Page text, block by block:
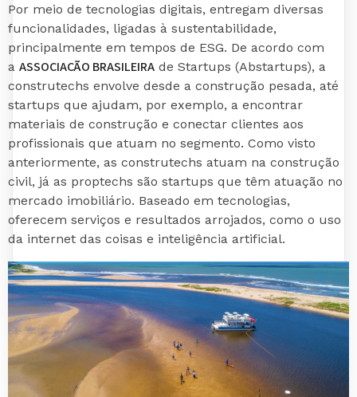
Por meio de tecnologias digitais, entregam diversas
funcionalidades, ligadas à sustentabilidade,
principalmente em tempos de ESG. De acordo com
a ASSOCIAÇÃO BRASILEIRA de Startups (Abstartups), a
construtechs envolve desde a construção pesada, até
startups que ajudam, por exemplo, a encontrar
materiais de construção e conectar clientes aos
profissionais que atuam no segmento. Como visto
anteriormente, as construtechs atuam na construção
civil, já as proptechs são startups que têm atuação no
mercado imobiliário. Baseado em tecnologias,
oferecem serviços e resultados arrojados, como o uso
da internet das coisas e inteligência artificial.